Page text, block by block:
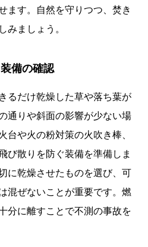
ます。自然を守りつつ、焚き
みましょう。
備の確認
るだけ乾燥した草や落ち葉が
通りや斜面の影響が少ない場
台や火の粉対策の火吹き棒、
び散りを防ぐ装備を準備しま
に乾燥させたものを選び、可
混ぜないことが重要です。燃
分に離すことで不測の事故を